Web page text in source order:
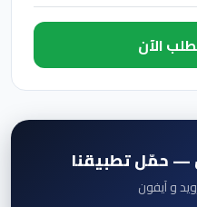
— حمّل تطبيقنا
و آيفون